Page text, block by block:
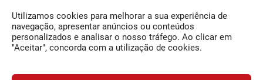
Utilizamos cookies para melhorar a sua experiência de
navegação, apresentar anúncios ou conteúdos
personalizados e analisar o nosso tráfego. Ao clicar em
"Aceitar", concorda com a utilização de cookies.
Siga-nos
Facebook
O Jornal da Bairrada
Contactos